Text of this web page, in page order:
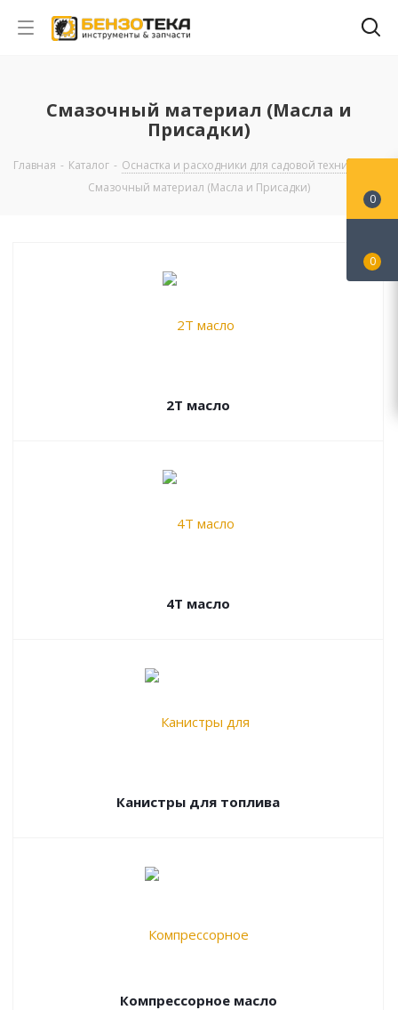
Смазочный материал (Масла и
Присадки)
Главная - Каталог - Оснастка и расходники для садовой техники
Смазочный материал (Масла и Присадки)
2Т масло
4Т масло
Канистры для топлива
Компрессорное масло
0
0